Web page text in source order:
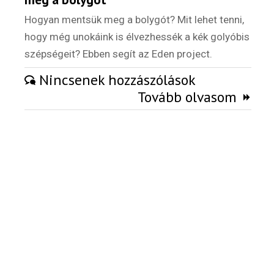
Külföldi munkaajánlatok
Hogyan mentsük meg a bolygót? Mit lehet tenni,
hogy még unokáink is élvezhessék a kék golyóbis
szépségeit? Ebben segít az Eden project.
Nincsenek hozzászólások
Tovább olvasom